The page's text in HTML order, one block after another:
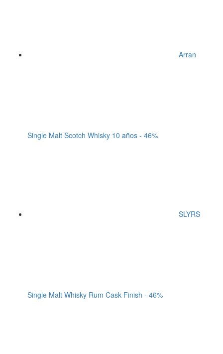
Arran
Single Malt Scotch Whisky 10 años - 46%
SLYRS
Single Malt Whisky Rum Cask Finish - 46%